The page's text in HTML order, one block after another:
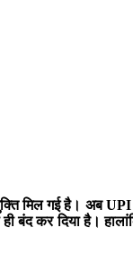
मिल गई है। अब
कर दिया है।